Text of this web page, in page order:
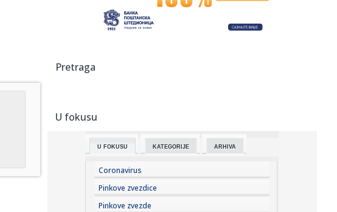
23:44:"Mesi bi bio Pikaso" VIDEO
svaka...
23:38:
23:36:
U Minhenu krenula serijska proizvodnja potpuno
23:35:Otkriveni detalji pucnjave na američki konzulat; Iza svega
stoji...
Pretraga
U fokusu
U FOKUSU KATEGORIJE ARHIVA
Coronavirus
Pinkove zvezdice
Pinkove zvezde